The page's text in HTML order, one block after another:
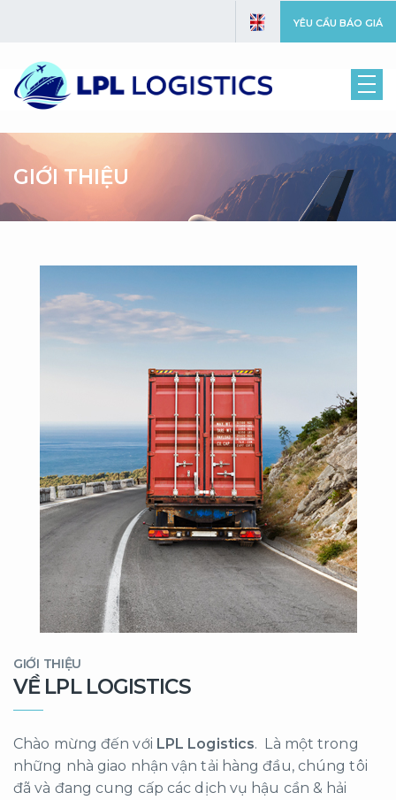
YÊU CẦU BÁO GIÁ
GIỚI THIỆU
GIỚI THIỆU
VỀ LPL LOGISTICS
Chào mừng đến với LPL Logistics. Là một trong
những nhà giao nhận vận tải hàng đầu, chúng tôi
đã và đang cung cấp các dịch vụ hậu cần & hải